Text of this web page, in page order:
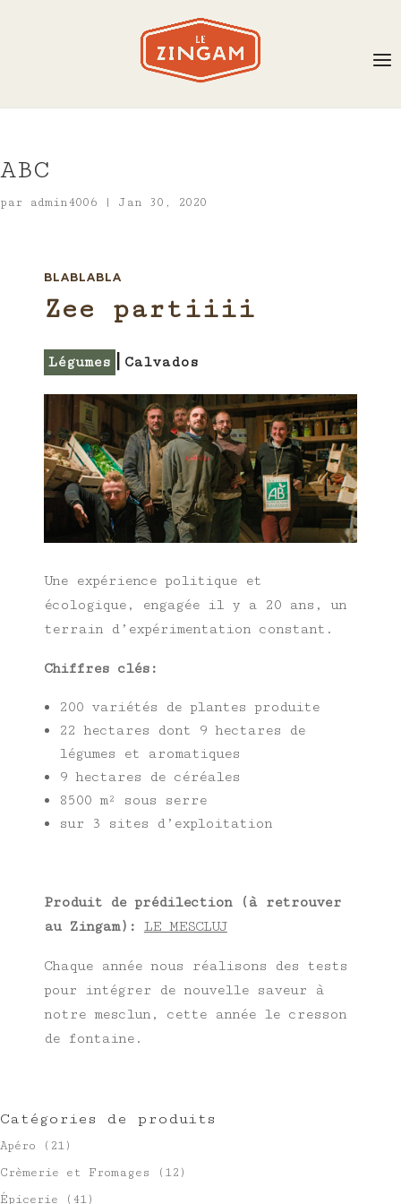
ABC
par admin4006 | Jan 30, 2020
BLABLABLA
Zee partiiii
Légumes ⎢­Calvados
Une expérience politique et
écologique, engagée il y a 20 ans, un
terrain d’expérimentation constant.
Chiffres clés:
200 variétés de plantes produite
22 hectares dont 9 hectares de
légumes et aromatiques
9 hectares de céréales
8500 m² sous serre
sur 3 sites d’exploitation
Produit de prédilection (à retrouver
au Zingam): LE MESCLUJ
Chaque année nous réalisons des tests
pour intégrer de nouvelle saveur à
notre mesclun, cette année le cresson
de fontaine.
Catégories de produits
Apéro
(21)
Crèmerie et Fromages
(12)
Épicerie
(41)